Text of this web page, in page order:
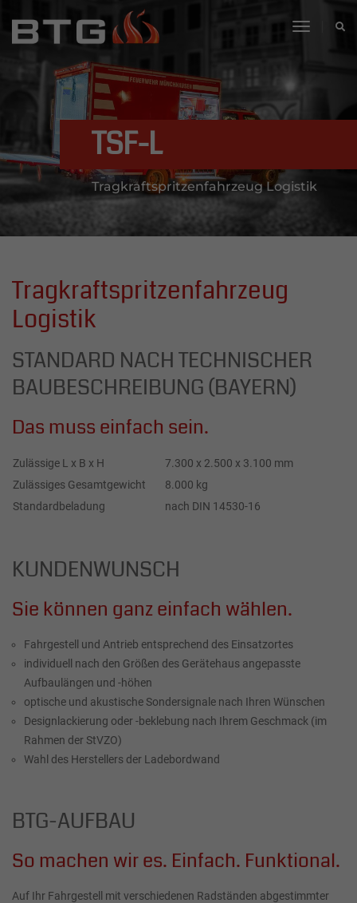
toggle
TSF-L
Tragkraftspritzenfahrzeug Logistik
Tragkraftspritzenfahrzeug
Logistik
STANDARD NACH TECHNISCHER
BAUBESCHREIBUNG (BAYERN)
Das muss einfach sein.
Zulässige L x B x H
7.300 x 2.500 x 3.100 mm
Zulässiges Gesamtgewicht
8.000 kg
Standardbeladung
nach DIN 14530-16
KUNDENWUNSCH
Sie können ganz einfach wählen.
Fahrgestell und Antrieb entsprechend des Einsatzortes
individuell nach den Größen des Gerätehaus angepasste
Aufbaulängen und -höhen
optische und akustische Sondersignale nach Ihren Wünschen
Designlackierung oder -beklebung nach Ihrem Geschmack (im
Rahmen der StVZO)
Wahl des Herstellers der Ladebordwand
BTG-AUFBAU
So machen wir es. Einfach. Funktional.
Auf Ihr Fahrgestell mit verschiedenen Radständen abgestimmter